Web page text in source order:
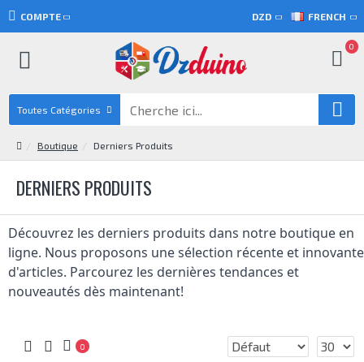
COMPTE DZD FRENCH
0
Toutes Catégories
Boutique Derniers Produits
DERNIERS PRODUITS
Découvrez les derniers produits dans notre boutique en
ligne. Nous proposons une sélection récente et innovante
d'articles. Parcourez les dernières tendances et
nouveautés dès maintenant!
0